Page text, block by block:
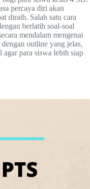
percaya diri akan
diraih. Salah satu cara
berlatih soal-soal
mendalam mengenai
outline yang jelas,
agar para siswa lebih siap